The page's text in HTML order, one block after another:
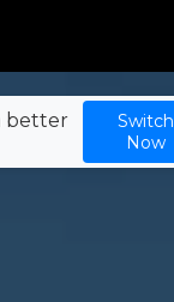
better
Switch
Now